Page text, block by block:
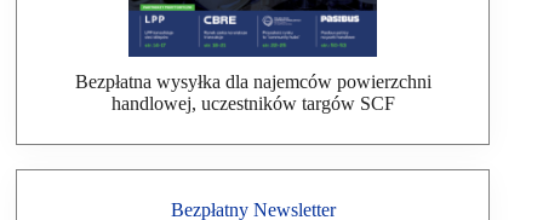
Bezpłatna wysyłka dla najemców powierzchni
handlowej, uczestników targów SCF
Bezpłatny Newsletter